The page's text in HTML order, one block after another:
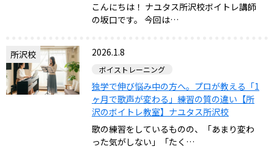
こんにちは！ ナユタス所沢校ボイトレ講師
の坂口です。 今回は…
所沢校 2026.1.8
ボイストレーニング
独学で伸び悩み中の方へ。プロが教える「1
ヶ月で歌声が変わる」練習の質の違い【所
沢のボイトレ教室】ナユタス所沢校
歌の練習をしているものの、「あまり変わ
った気がしない」「たく…